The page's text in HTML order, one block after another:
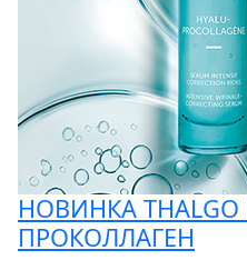
НОВИНКА
ПРОКОЛЛАГЕН